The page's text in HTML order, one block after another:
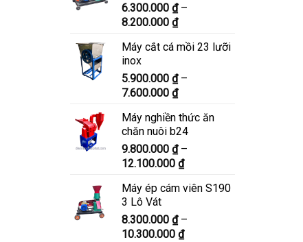
đến
8.900.000 ₫
6.300.000 ₫ –
8.200.000 ₫Khoảng
từ
đến
8.200.000 ₫
Máy cắt cá mồi 23 lưỡi
inox
5.900.000 ₫ –
7.600.000 ₫Khoảng
từ
5.900.000 ₫
đến
7.600.000 ₫
Máy nghiền thức ăn
chăn nuôi b24
9.800.000 ₫ –
12.100.000 ₫Khoảng
từ
đến
12.100.000 ₫
Máy ép cám viên S190
3 Lô Vát
8.300.000 ₫ –
10.300.000 ₫Khoảng